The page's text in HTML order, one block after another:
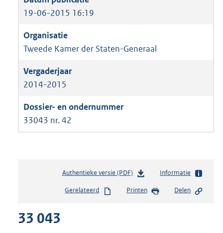
19-06-2015 16:19
Tweede Kamer der Staten-Generaal
2014-2015
33043 nr. 42
Authentieke versie (PDF)b
s
Informatie
Gerelateerd Printen Delen
33 043